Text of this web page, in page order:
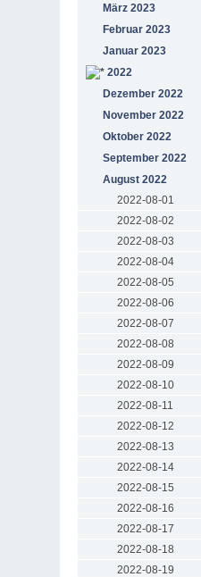
März 2023
Februar 2023
Januar 2023
2022
Dezember 2022
November 2022
Oktober 2022
September 2022
August 2022
2022-08-01
2022-08-02
2022-08-03
2022-08-04
2022-08-05
2022-08-06
2022-08-07
2022-08-08
2022-08-09
2022-08-10
2022-08-11
2022-08-12
2022-08-13
2022-08-14
2022-08-15
2022-08-16
2022-08-17
2022-08-18
2022-08-19